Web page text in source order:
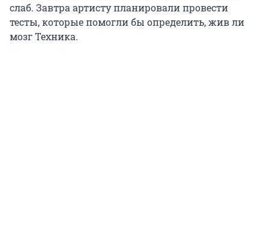
слаб. Завтра артисту планировали провести
тесты, которые помогли бы определить, жив ли
мозг Техника.